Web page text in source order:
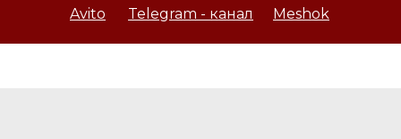
Meshok
Avito Telegram - канал